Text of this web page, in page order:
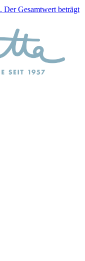
Der Gesamtwert beträgt